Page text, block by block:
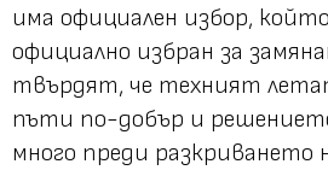
има официален избор,
официално избран за
твърдят, че техният
пъти по-добър и
много преди разкриването